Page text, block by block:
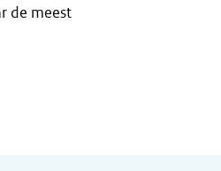
de meest